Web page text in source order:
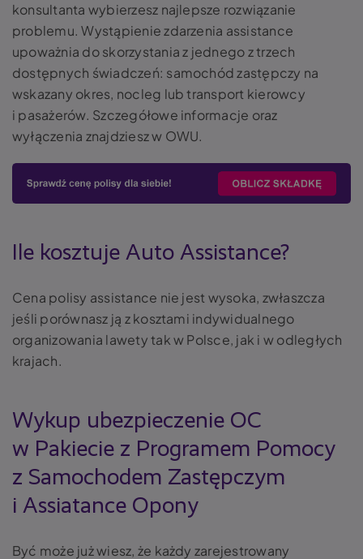
konsultanta wybierzesz najlepsze rozwiązanie
problemu. Wystąpienie zdarzenia assistance
upoważnia do skorzystania z jednego z trzech
dostępnych świadczeń: samochód zastępczy na
wskazany okres, nocleg lub transport kierowcy
i pasażerów. Szczegółowe informacje oraz
wyłączenia znajdziesz w OWU.
Ile kosztuje Auto Assistance?
Cena polisy assistance nie jest wysoka, zwłaszcza
jeśli porównasz ją z kosztami indywidualnego
organizowania lawety tak w Polsce, jak i w odległych
krajach.
Wykup ubezpieczenie OC
w Pakiecie z Programem Pomocy
z Samochodem Zastępczym
i Assiatance Opony
Być może już wiesz, że każdy zarejestrowany